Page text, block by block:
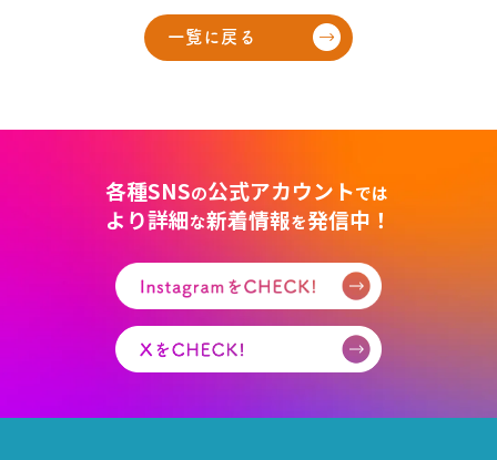
一覧に戻る
各種SNSの公式アカウントでは
より詳細な新着情報を発信中！